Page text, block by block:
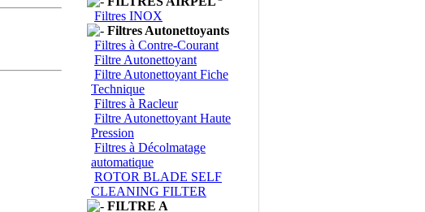
Filtres INOX
Filtres Autonettoyants
Filtres à Contre-Courant
Filtre Autonettoyant
Filtre Autonettoyant Fiche
Technique
Filtres à Racleur
Filtre Autonettoyant Haute
Pression
Filtres à Décolmatage
automatique
ROTOR BLADE SELF
CLEANING FILTER
FILTRE A